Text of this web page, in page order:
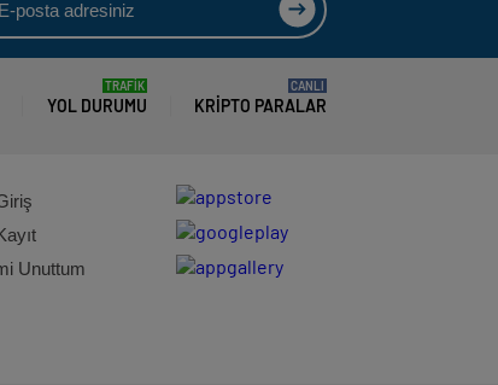
YOL DURUMU
TRAFİK
KRIPTO PARALAR
CANLI
Unuttum